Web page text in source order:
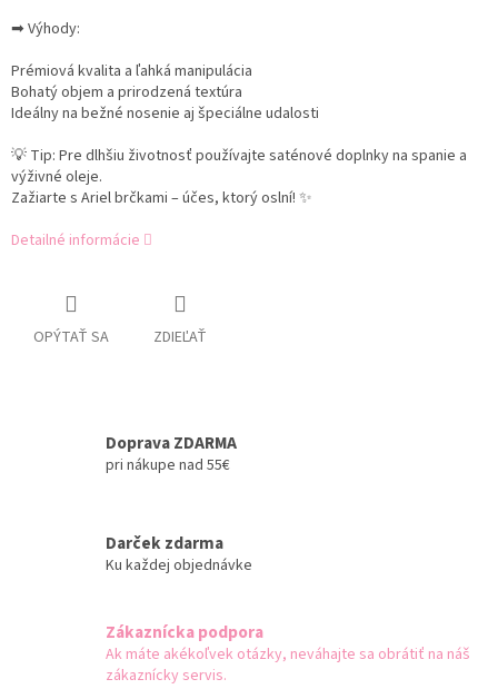
➡ Výhody:
Prémiová kvalita a ľahká manipulácia
Bohatý objem a prirodzená textúra
Ideálny na bežné nosenie aj špeciálne udalosti
💡 Tip: Pre dlhšiu životnosť používajte saténové doplnky na spanie a
výživné oleje.
Zažiarte s Ariel brčkami – účes, ktorý oslní! ✨
Detailné informácie
OPÝTAŤ SA ZDIEĽAŤ
Doprava ZDARMA
pri nákupe nad 55€
Darček zdarma
Ku každej objednávke
Zákaznícka podpora
Ak máte akékoľvek otázky, neváhajte sa obrátiť na náš
zákaznícky servis.